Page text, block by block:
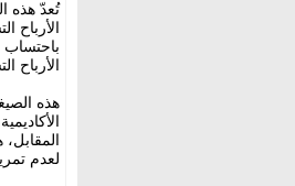
تُعدّ هذه
الأرباح
الأرباح
هذه
لعدم